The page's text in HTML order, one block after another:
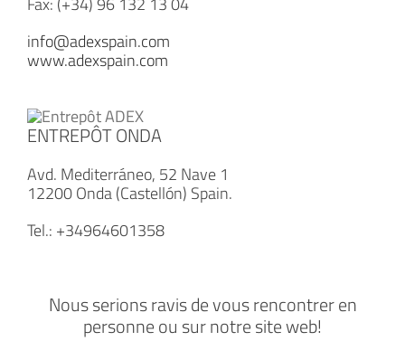
info@adexspain.com
www.adexspain.com
ENTREPÔT ONDA
Avd. Mediterráneo, 52 Nave 1
12200 Onda (Castellón) Spain.
Tel.: +34964601358
Nous serions ravis de vous rencontrer en
personne ou sur notre site web!